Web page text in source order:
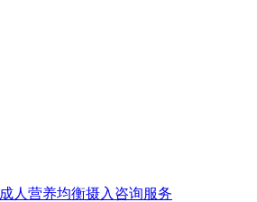
成人营养均衡摄入咨询服务